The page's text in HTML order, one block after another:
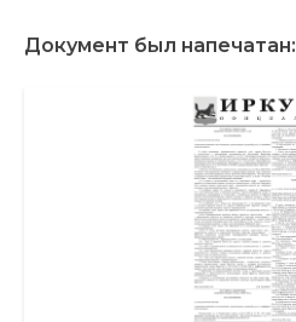
Документ был напечатан: